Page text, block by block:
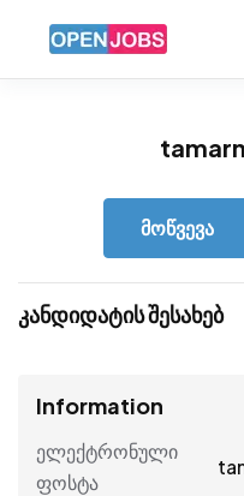
მოწვევა
კანდიდატის შესახებ
Information
ელექტრონული
ფოსტა